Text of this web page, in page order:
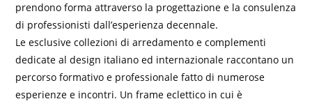
prendono forma attraverso la progettazione e la consulenza
di professionisti dall’esperienza decennale.
Le esclusive collezioni di arredamento e complementi
dedicate al design italiano ed internazionale raccontano un
percorso formativo e professionale fatto di numerose
esperienze e incontri. Un frame eclettico in cui è